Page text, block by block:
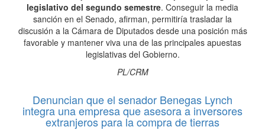
legislativo del segundo semestre. Conseguir la media
sanción en el Senado, afirman, permitiría trasladar la
discusión a la Cámara de Diputados desde una posición más
favorable y mantener viva una de las principales apuestas
legislativas del Gobierno.
PL/CRM
Denuncian que el senador Benegas Lynch
integra una empresa que asesora a inversores
extranjeros para la compra de tierras